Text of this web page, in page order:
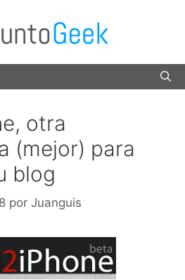
otra
(mejor) para
blog
por Juanguis